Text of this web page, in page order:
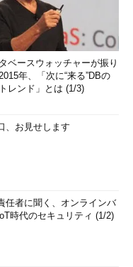
ベースウォッチャーが振り
年、「次に“来る”DBの
レンド」とは (1/3)
、お見せします
任者に聞く、オンラインバ
時代のセキュリティ (1/2)